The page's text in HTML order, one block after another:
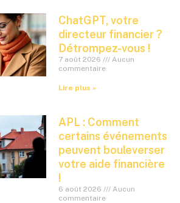
ChatGPT, votre
directeur financier ?
Détrompez-vous !
7 août 2026
Aucun
commentaire
Lire plus »
APL : Comment
certains événements
peuvent bouleverser
votre aide financière
!
6 août 2026
Aucun
commentaire